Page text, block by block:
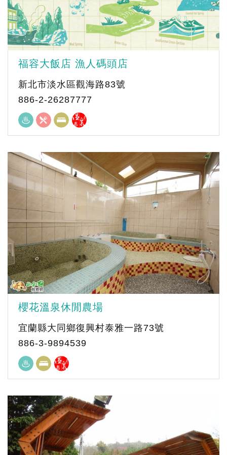
福容大飯店 漁人碼頭店
新北市淡水區觀海路83號
886-2-26287777
櫻花溫泉休閒農場
宜蘭縣大同鄉復興村泰雅一路73號
886-3-9894539